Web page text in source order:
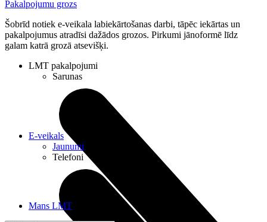
Pakalpojumu grozs
Šobrīd notiek e-veikala labiekārtošanas darbi, tāpēc iekārtas un
pakalpojumus atradīsi dažādos grozos. Pirkumi jānoformē līdz
galam katrā grozā atsevišķi.
LMT pakalpojumi
Sarunas
E-veikals
Jaunumi
Telefoni
Mans LMT